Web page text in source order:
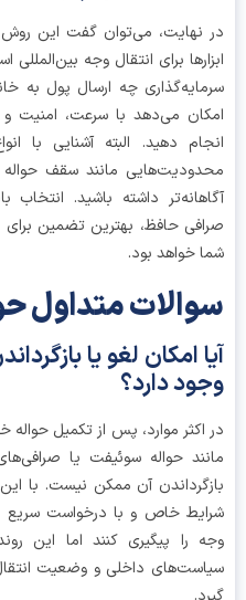
می‌توان گفت این روش یکی
برای انتقال وجه بین‌المللی
چه ارسال پول به
می‌دهد با سرعت، امنیت و
دهید. البته آشنایی با انواع
مانند سقف حواله
داشته باشید. انتخاب
حافظ، بهترین تضمین برای یک
خواهد بود.
متداول
امکان لغو یا
دارد؟
موارد، پس از تکمیل حواله
حواله سوئیفت یا صرافی‌های
آن ممکن نیست. با این
خاص و با درخواست سریع
را پیگیری کنند اما این روند
داخلی و وضعیت انتقال،